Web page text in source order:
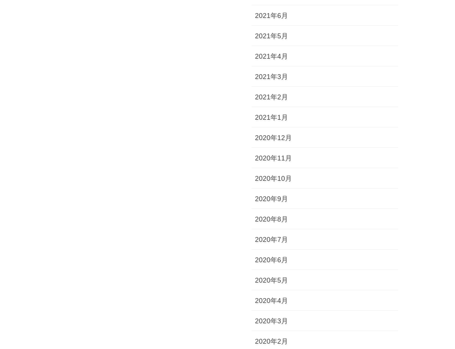
2021年6月
2021年5月
2021年4月
2021年3月
2021年2月
2021年1月
2020年12月
2020年11月
2020年10月
2020年9月
2020年8月
2020年7月
2020年6月
2020年5月
2020年4月
2020年3月
2020年2月